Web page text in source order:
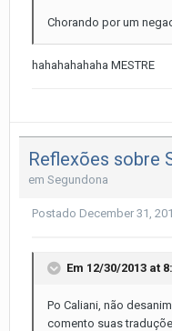
Chorando por um
hahahahahaha MESTRE
Reflexões sobre
em Segundona
Postado December 31,
Em 12/30/2013 at
Po Caliani, não
comento suas